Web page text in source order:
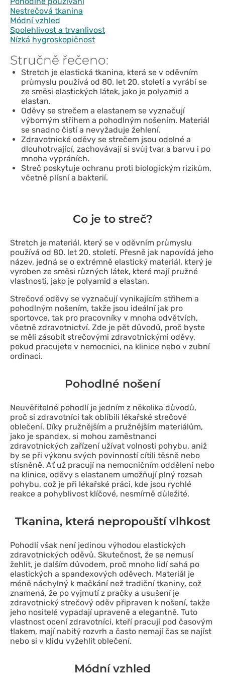
Nestrečová tkanina
Módní vzhled
Spolehlivost a trvanlivost
Nízká hygroskopičnost
Stručně řečeno:
Stretch je elastická tkanina, která se v oděvním
průmyslu používá od 80. let 20. století a vyrábí se
ze směsi elastických látek, jako je polyamid a
elastan.
Oděvy se strečem a elastanem se vyznačují
výborným střihem a pohodlným nošením. Materiál
se snadno čistí a nevyžaduje žehlení.
Zdravotnické oděvy se strečem jsou odolné a
dlouhotrvající, zachovávají si svůj tvar a barvu i po
mnoha vypráních.
Streč poskytuje ochranu proti biologickým rizikům,
včetně plísní a bakterií.
Co je to streč?
Stretch je materiál, který se v oděvním průmyslu
používá od 80. let 20. století. Přesně jak napovídá jeho
název, jedná se o extrémně elastický materiál, který je
vyroben ze směsi různých látek, které mají pružné
vlastnosti, jako je polyamid a elastan.
Strečové oděvy se vyznačují vynikajícím střihem a
pohodlným nošením, takže jsou ideální jak pro
sportovce, tak pro pracovníky v mnoha odvětvích,
včetně zdravotnictví. Zde je pět důvodů, proč byste
se měli zásobit strečovými zdravotnickými oděvy,
pokud pracujete v nemocnici, na klinice nebo v zubní
ordinaci.
Pohodlné nošení
Neuvěřitelné pohodlí je jedním z několika důvodů,
proč si zdravotníci tak oblíbili lékařské strečové
oblečení. Díky pružnějším a pružnějším materiálům,
jako je spandex, si mohou zaměstnanci
zdravotnických zařízení užívat volnosti pohybu, aniž
by se při výkonu svých povinností cítili těsně nebo
stísněně. Ať už pracují na nemocničním oddělení nebo
na klinice, oděvy s elastanem umožňují plný rozsah
pohybu, což je při lékařské práci, kde jsou rychlé
reakce a pohyblivost klíčové, nesmírně důležité.
Tkanina, která nepropouští vlhkost
Pohodlí však není jedinou výhodou elastických
zdravotnických oděvů. Skutečnost, že se nemusí
žehlit, je dalším důvodem, proč mnoho lidí sahá po
elastických a spandexových oděvech. Materiál je
méně náchylný k mačkání než tradiční tkaniny, což
znamená, že po vyjmutí z pračky a usušení je
zdravotnický strečový oděv připraven k nošení, takže
jeho nositelé vypadají upraveně a elegantně. Tuto
vlastnost ocení zdravotníci, kteří pracují pod časovým
tlakem, mají nabitý rozvrh a často nemají čas se najíst
nebo si v klidu vyžehlit oblečení.
Módní vzhled